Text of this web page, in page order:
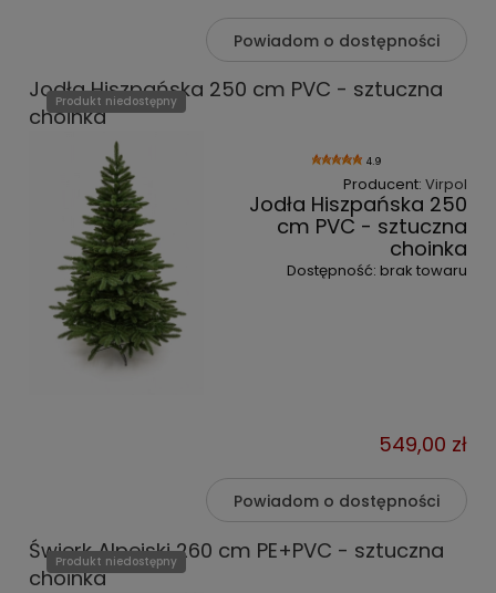
Powiadom o dostępności
Jodła Hiszpańska 250 cm PVC - sztuczna
choinka
4.9
Producent: Virpol
Jodła Hiszpańska 250
cm PVC - sztuczna
choinka
Dostępność: brak towaru
549,00 zł
Powiadom o dostępności
Produkt niedostępny
Świerk Alpejski 260 cm PE+PVC - sztuczna
choinka
Produkt niedostępny